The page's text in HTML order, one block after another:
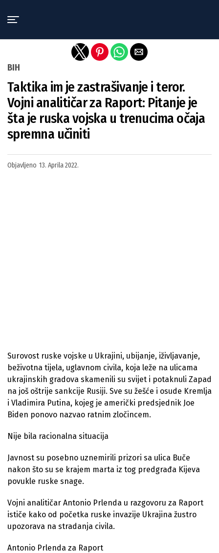
BIH
Taktika im je zastrašivanje i teror.
Vojni analitičar za Raport: Pitanje je
šta je ruska vojska u trenucima očaja
spremna učiniti
Objavljeno 13. Aprila 2022.
Surovost ruske vojske u Ukrajini, ubijanje, iživljavanje,
beživotna tijela, uglavnom civila, koja leže na ulicama
ukrajinskih gradova skamenili su svijet i potaknuli Zapad
na još oštrije sankcije Rusiji. Sve su žešće i osude Kremlja
i Vladimira Putina, kojeg je američki predsjednik Joe
Biden ponovo nazvao ratnim zločincem.
Nije bila racionalna situacija
Javnost su posebno uznemirili prizori sa ulica Buče
nakon što su se krajem marta iz tog predgrađa Kijeva
povukle ruske snage.
Vojni analitičar Antonio Prlenda u razgovoru za Raport
ističe kako od početka ruske invazije Ukrajina žustro
upozorava na stradanja civila.
Antonio Prlenda za Raport